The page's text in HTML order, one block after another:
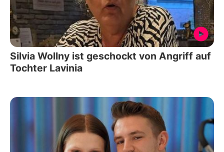
Silvia Wollny ist geschockt von Angriff auf
Tochter Lavinia